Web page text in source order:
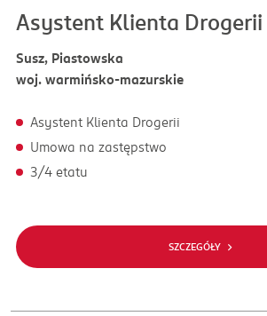
Asystent Klienta
Susz, Piastowska
woj. warmińsko-mazurskie
Asystent Klienta Drogerii
Umowa na zastępstwo
3/4 etatu
SZCZEGÓŁY